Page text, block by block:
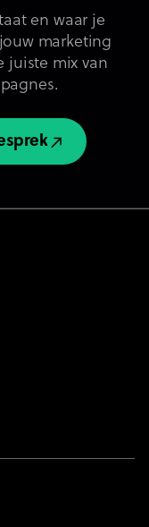
en waar je
marketing
juiste mix van